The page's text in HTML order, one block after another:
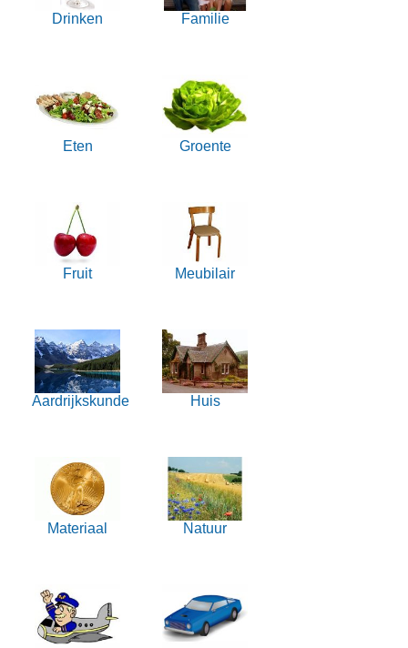
Drinken Familie
Eten Groente
Fruit Meubilair
Aardrijkskunde Huis
Materiaal Natuur